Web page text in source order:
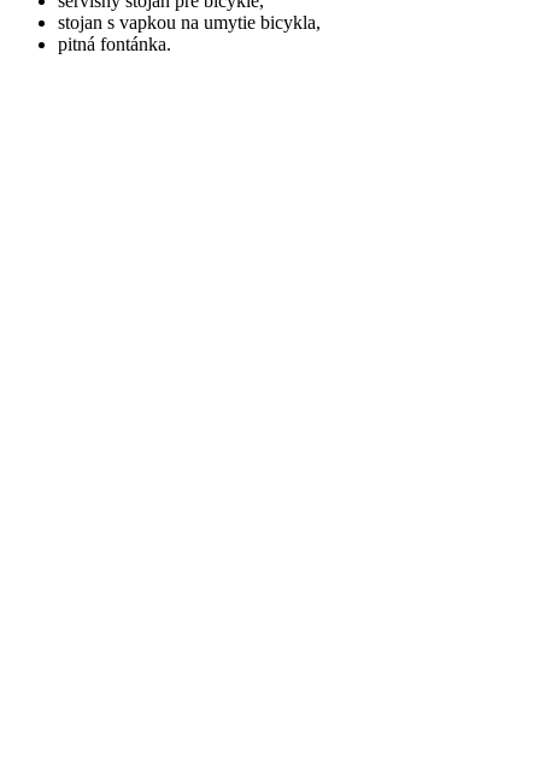
stojan s vapkou na umytie bicykla,
pitná fontánka.